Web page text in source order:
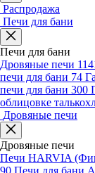
Распродажа
Печи для бани
Печи для бани
Дровяные печи
печи для бани 74
печи для бани 300
облицовке
Дровяные печи
Дровяные печи
Печи HARVIA
90 Печи для бани